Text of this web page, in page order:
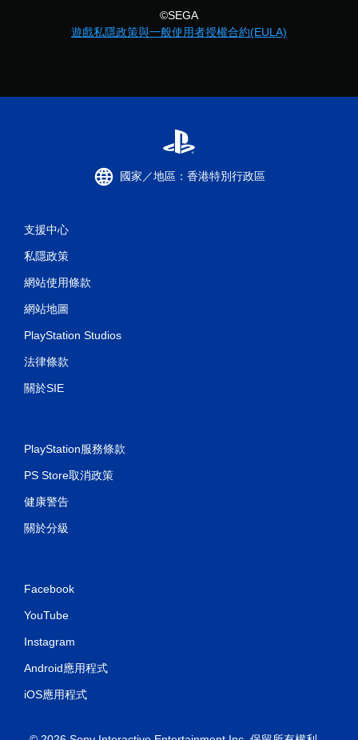
©SEGA
遊戲私隱政策與一般使用者授權合約(EULA)
國家／地區：香港特別行政區
支援中心
私隱政策
網站使用條款
網站地圖
PlayStation Studios
法律條款
關於SIE
PlayStation服務條款
PS Store取消政策
健康警告
關於分級
Facebook
YouTube
Instagram
Android應用程式
iOS應用程式